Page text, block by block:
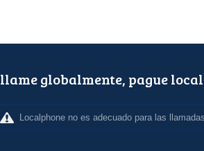
llame globalmente, pague
Localphone no es adecuado para las